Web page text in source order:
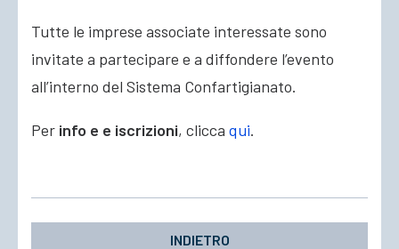
Tutte le imprese associate interessate sono
invitate a partecipare e a diffondere l’evento
all’interno del Sistema Confartigianato.
Per info e e iscrizioni, clicca qui.
INDIETRO